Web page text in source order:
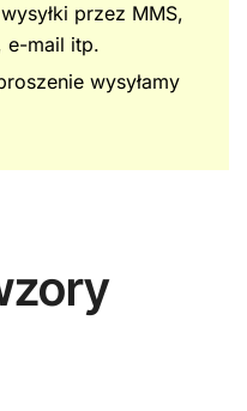
przez MMS,
e-mail itp.
wysyłamy